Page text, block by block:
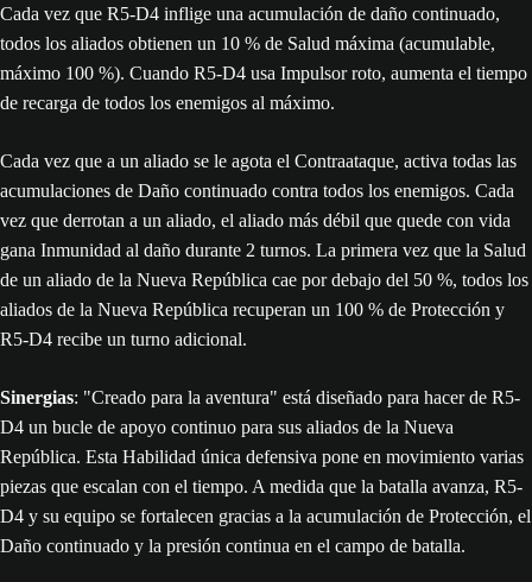
Cada vez que R5-D4 inflige una acumulación de daño continuado,
todos los aliados obtienen un 10 % de Salud máxima (acumulable,
máximo 100 %). Cuando R5-D4 usa Impulsor roto, aumenta el tiempo
de recarga de todos los enemigos al máximo.
Cada vez que a un aliado se le agota el Contraataque, activa todas las
acumulaciones de Daño continuado contra todos los enemigos. Cada
vez que derrotan a un aliado, el aliado más débil que quede con vida
gana Inmunidad al daño durante 2 turnos. La primera vez que la Salud
de un aliado de la Nueva República cae por debajo del 50 %, todos los
aliados de la Nueva República recuperan un 100 % de Protección y
R5-D4 recibe un turno adicional.
Sinergias: "Creado para la aventura" está diseñado para hacer de R5-
D4 un bucle de apoyo continuo para sus aliados de la Nueva
República. Esta Habilidad única defensiva pone en movimiento varias
piezas que escalan con el tiempo. A medida que la batalla avanza, R5-
D4 y su equipo se fortalecen gracias a la acumulación de Protección, el
Daño continuado y la presión continua en el campo de batalla.